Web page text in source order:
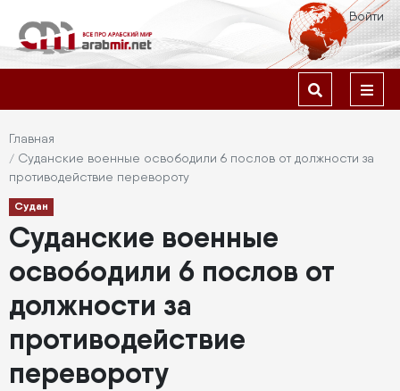
основному
содержанию
Меню
учётной
пользователя
Войти
навигация
Строка
навигации
Главная
Суданские военные освободили 6 послов от должности за
противодействие перевороту
Судан
Суданские военные
освободили 6 послов от
должности за
противодействие
перевороту